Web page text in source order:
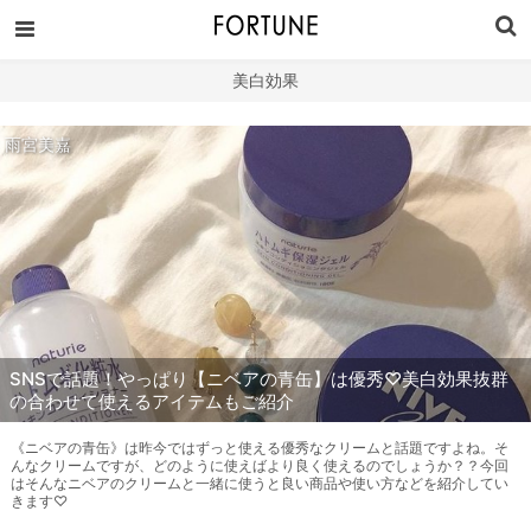
美白効果
雨宮美嘉
SNSで話題！やっぱり【ニベアの青缶】は優秀♡美白効果抜群
の合わせて使えるアイテムもご紹介
《ニベアの青缶》は昨今ではずっと使える優秀なクリームと話題ですよね。そ
んなクリームですが、どのように使えばより良く使えるのでしょうか？？今回
はそんなニベアのクリームと一緒に使うと良い商品や使い方などを紹介してい
きます♡